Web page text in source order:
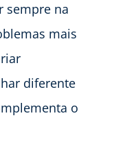
sempre na
mais
diferente
o